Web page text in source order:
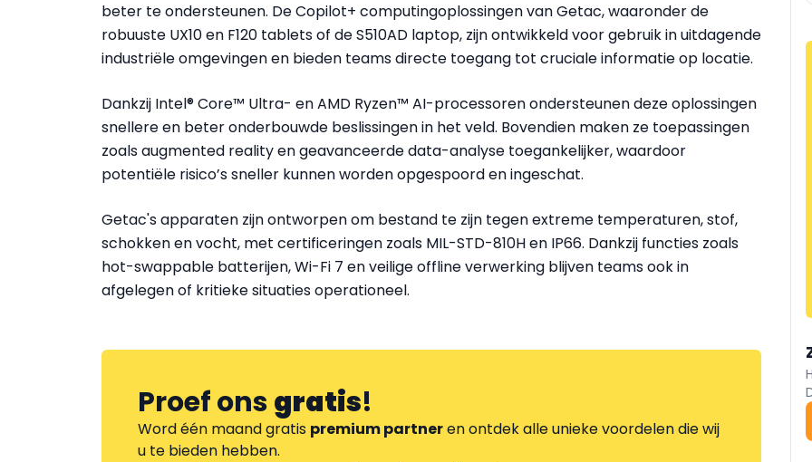
beter te ondersteunen. De Copilot+ computingoplossingen van Getac, waaronder de
robuuste UX10 en F120 tablets of de S510AD laptop, zijn ontwikkeld voor gebruik in uitdagende
industriële omgevingen en bieden teams directe toegang tot cruciale informatie op locatie.
Dankzij Intel® Core™ Ultra- en AMD Ryzen™ AI-processoren ondersteunen deze oplossingen
snellere en beter onderbouwde beslissingen in het veld. Bovendien maken ze toepassingen
zoals augmented reality en geavanceerde data-analyse toegankelijker, waardoor
potentiële risico’s sneller kunnen worden opgespoord en ingeschat.
Getac's apparaten zijn ontworpen om bestand te zijn tegen extreme temperaturen, stof,
schokken en vocht, met certificeringen zoals MIL-STD-810H en IP66. Dankzij functies zoals
hot-swappable batterijen, Wi-Fi 7 en veilige offline verwerking blijven teams ook in
afgelegen of kritieke situaties operationeel.
Proef onsgratis!
Word één maand gratis premium partneren ontdek alle unieke voordelen die wij
u te bieden hebben.